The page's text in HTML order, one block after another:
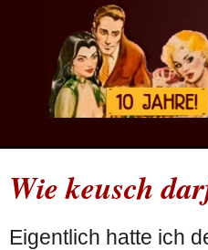
Wie keusch
Eigentlich hatte ich